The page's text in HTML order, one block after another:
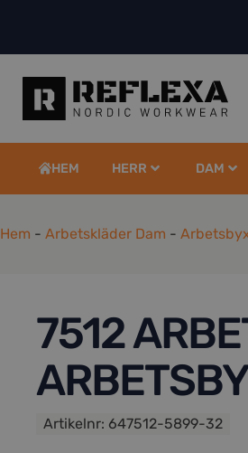
HEM HERR DAM
Hem - Arbetskläder Dam -
7512
Artikelnr: 647512-5899-32